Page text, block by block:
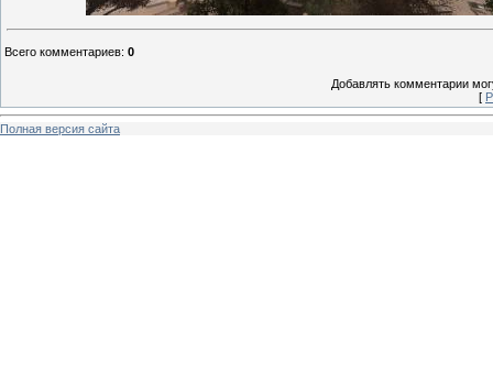
Всего комментариев: 0
Добавлять комментарии
[
Полная версия сайта